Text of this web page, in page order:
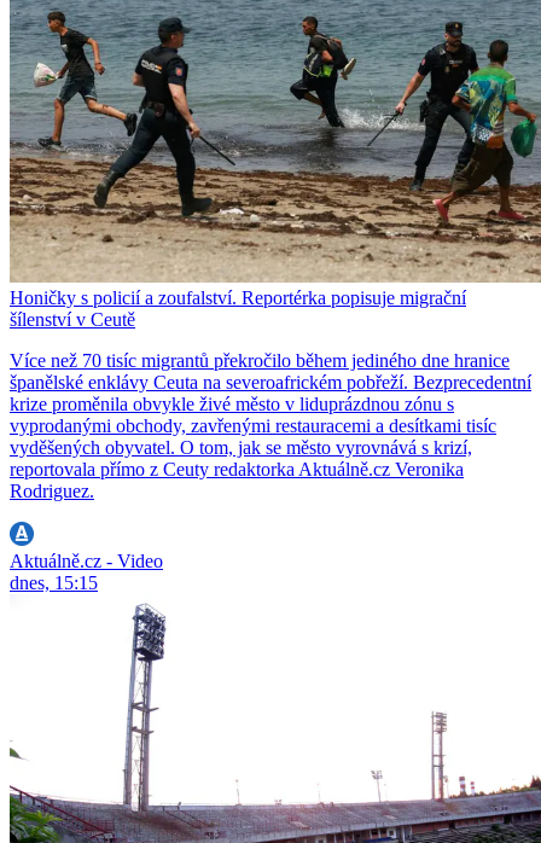
Honičky s policií a zoufalství. Reportérka popisuje migrační
šílenství v Ceutě
Více než 70 tisíc migrantů překročilo během jediného dne hranice
španělské enklávy Ceuta na severoafrickém pobřeží. Bezprecedentní
krize proměnila obvykle živé město v liduprázdnou zónu s
vyprodanými obchody, zavřenými restauracemi a desítkami tisíc
vyděšených obyvatel. O tom, jak se město vyrovnává s krizí,
reportovala přímo z Ceuty redaktorka Aktuálně.cz Veronika
Rodriguez.
Aktuálně.cz - Video
dnes, 15:15